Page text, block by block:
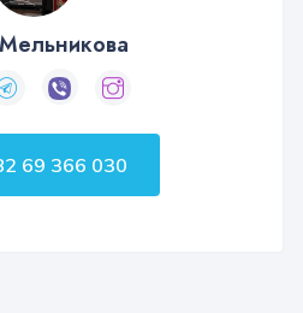
69 366 030